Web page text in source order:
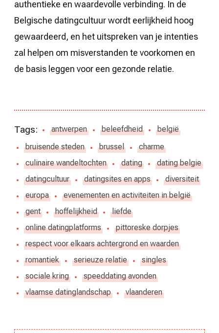
authentieke en waardevolle verbinding. In de
Belgische datingcultuur wordt eerlijkheid hoog
gewaardeerd, en het uitspreken van je intenties
zal helpen om misverstanden te voorkomen en
de basis leggen voor een gezonde relatie.
Tags: antwerpen beleefdheid
belgië
bruisende steden
brussel
charme
culinaire wandeltochten
dating
dating belgie
datingcultuur
datingsites en apps
diversiteit
europa
evenementen en activiteiten in belgië
gent
hoffelijkheid
liefde
online datingplatforms
pittoreske dorpjes
respect voor elkaars achtergrond en waarden
romantiek
serieuze relatie
singles
sociale kring
speeddating avonden
vlaamse datinglandschap
vlaanderen